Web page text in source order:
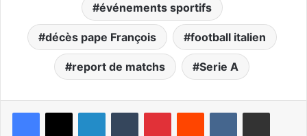
événements sportifs
décès pape François football italien
report de matchs Serie A